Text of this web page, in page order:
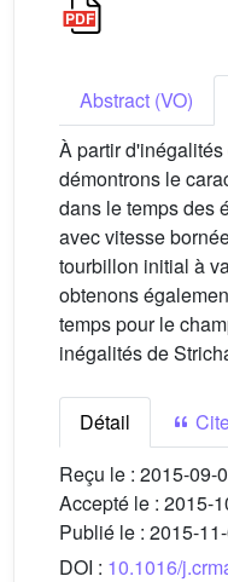
Abstract (VO)
À partir
démontrons le
dans le temps des
avec vitesse
tourbillon initial à
obtenons
temps pour le
inégalités de
Détail
Reçu le : 2015-09-
Accepté le : 2015-
Publié le : 2015-
DOI : 10.1016/